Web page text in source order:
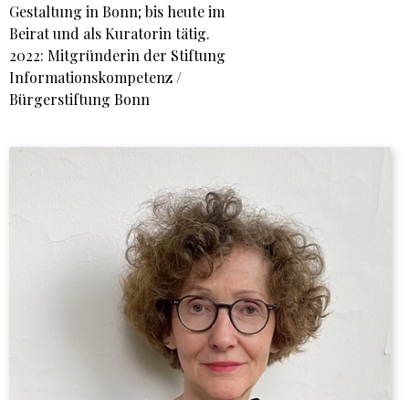
Gestaltung in Bonn; bis heute im
Beirat und als Kuratorin tätig.
2022: Mitgründerin der Stiftung
Informationskompetenz /
Bürgerstiftung Bonn